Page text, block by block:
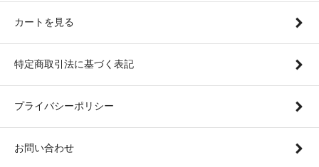
カートを見る
特定商取引法に基づく表記
プライバシーポリシー
お問い合わせ